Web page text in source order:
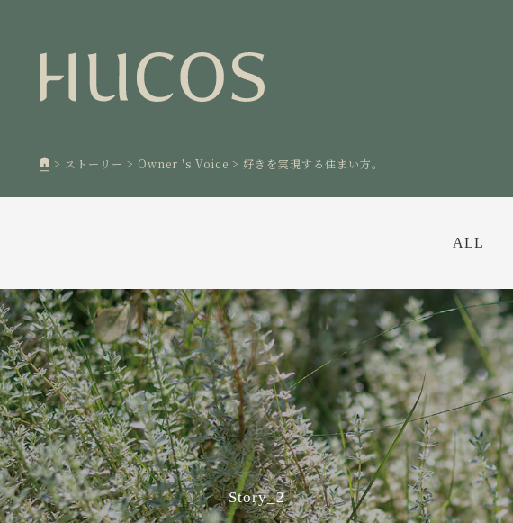
3 廃棄物について知る
4 100年後も評価される
空き家とリノベーション
自然素
4 家づく
> ストーリー > Owner 's Voice > 好きを実現する住まい方。
ALL
Story_2